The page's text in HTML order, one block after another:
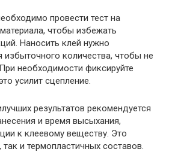
провести тест на
чтобы избежать
Наносить клей нужно
избыточного количества, чтобы не
необходимости фиксируйте
усилит сцепление.
результатов рекомендуется
и время высыхания,
к клеевому веществу. Это
и термопластичных составов.